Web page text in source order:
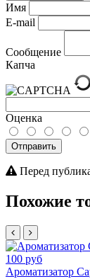
Имя
E-mail
Сообщение
Капча
Оценка
Отправить
Перед
Похожие
100 руб
Ароматизатор